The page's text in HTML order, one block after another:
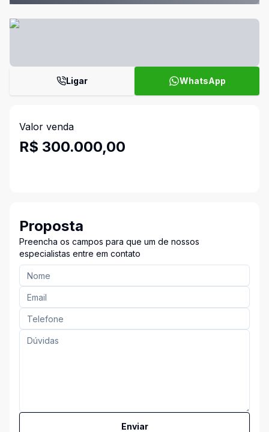
Ligar WhatsApp
Valor venda
R$ 300.000,00
Proposta
Preencha os campos para que um de nossos
especialistas entre em contato
Enviar